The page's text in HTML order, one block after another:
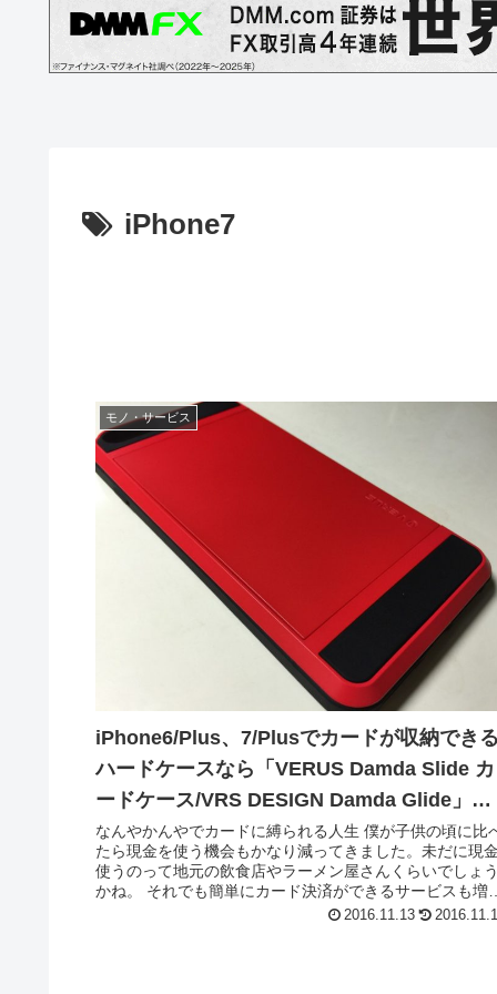
iPhone7
モノ・サービス
iPhone6/Plus、7/Plusでカードが収納でき
ハードケースなら「VERUS Damda Slide カ
ードケース/VRS DESIGN Damda Glide」が
おすすめ！
なんやかんやでカードに縛られる人生 僕が子供の頃に比
たら現金を使う機会もかなり減ってきました。未だに現
使うのって地元の飲食店やラーメン屋さんくらいでしょ
かね。 それでも簡単にカード決済ができるサービスも増
2016.11.13